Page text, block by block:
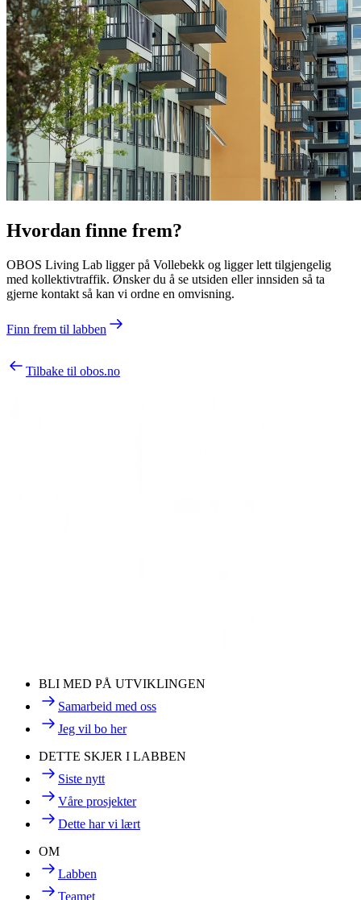
Hvordan finne frem?
OBOS Living Lab ligger på Vollebekk og ligger lett tilgjengelig
med kollektivtraffik. Ønsker du å se utsiden eller innsiden så ta
gjerne kontakt så kan vi ordne en omvisning.
Finn frem til labben
Tilbake til obos.no
BLI MED PÅ UTVIKLINGEN
Samarbeid med oss
Jeg vil bo her
DETTE SKJER I LABBEN
Siste nytt
Våre prosjekter
Dette har vi lært
OM
Labben
Teamet